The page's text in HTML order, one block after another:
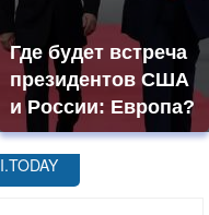
Где будет встреча
президентов США
и России: Европа?